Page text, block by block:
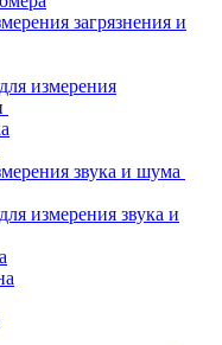
загрязнения и
измерения
звука и шума
измерения звука и